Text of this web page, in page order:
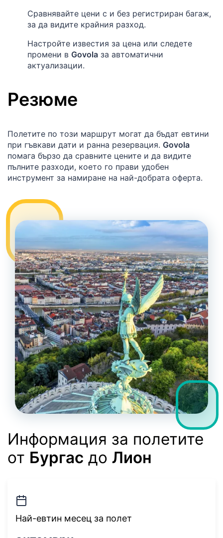
Сравнявайте цени с и без регистриран багаж,
за да видите крайния разход.
Настройте известия за цена или следете
промени в Govola за автоматични
актуализации.
Резюме
Полетите по този маршрут могат да бъдат евтини
при гъвкави дати и ранна резервация. Govola
помага бързо да сравните цените и да видите
пълните разходи, което го прави удобен
инструмент за намиране на най-добрата оферта.
Информация за полетите
от Бургас до Лион
Най-евтин месец за полет